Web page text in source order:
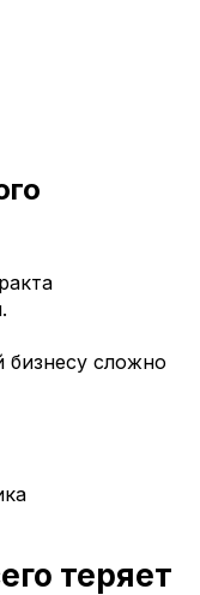
бизнесу сложно
теряет